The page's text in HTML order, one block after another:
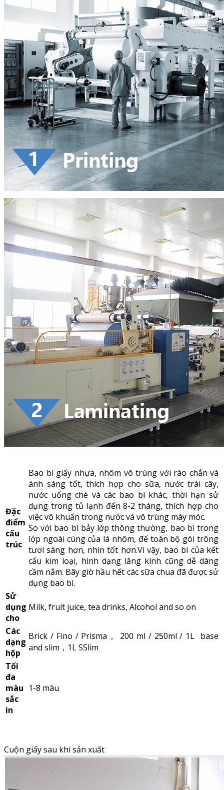
Đặc
điểm
cấu
trúc
Bao bì giấy nhựa, nhôm vô trùng với rào chắn và
ánh sáng tốt, thích hợp cho sữa, nước trái cây,
nước uống chè và các bao bì khác, thời hạn sử
dụng trong tủ lạnh đến 8-2 tháng, thích hợp cho
việc vô khuẩn trong nước và vô trùng máy móc.
So với bao bì bảy lớp thông thường, bao bì trong
lớp ngoài cùng của lá nhôm, để toàn bộ gói trông
tươi sáng hơn, nhìn tốt hơn.Vì vậy, bao bì của kết
cấu kim loại, hình dạng lăng kính cũng dễ dàng
cầm nắm. Bây giờ hầu hết các sữa chua đã được sử
dụng bao bì.
Sử
dụng
cho
Milk, fruit juice, tea drinks, Alcohol and so on
Các
dạng
hộp
Brick / Fino / Prisma， 200 ml / 250ml / 1L base
and slim，1L SSlim
Tối
đa
màu
sắc
in
1-8 màu
Cuộn giấy sau khi sản xuất